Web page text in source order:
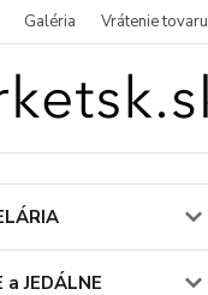
Galéria Vrátenie tovaru
a JEDÁLNE